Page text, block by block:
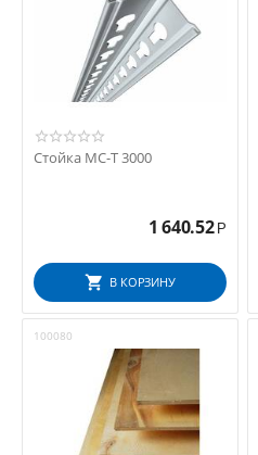
Стойка МС-Т 3000
1 640.52 Р
В КОРЗИНУ
100080